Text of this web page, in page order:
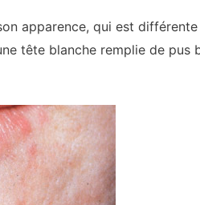
apparence, qui est
tête blanche remplie de pus